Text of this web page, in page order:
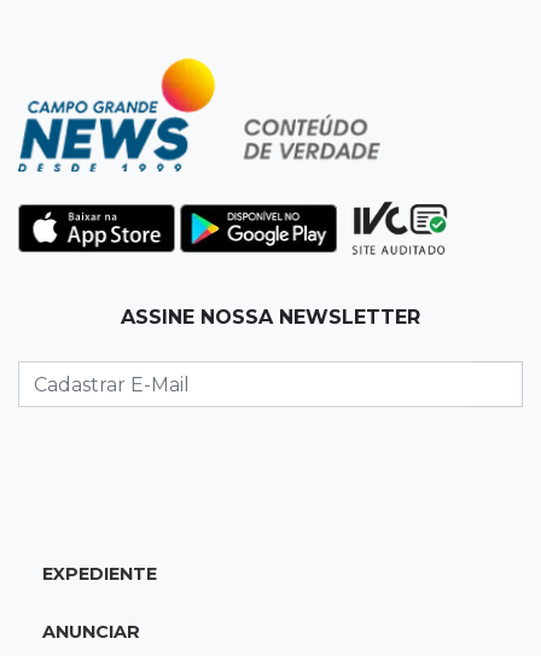
Banco Central reduz juros para 14% ao ano em
4º corte consecutivo
Dólar comercial fecha cotado a R$ 5,12 com
atenção ao cenário externo
Ideb
Estado, mas aprendizagem recua
18:02Ideb
Grande, Dourados e Corumbá
ASSINE NOSSA NEWSLETTER
EXPEDIENTE
ANUNCIAR